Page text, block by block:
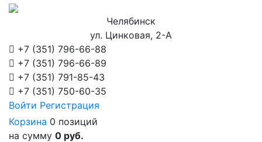
Челябинск
ул. Цинковая, 2-А
+7 (351) 796-66-88
+7 (351) 796-66-89
+7 (351) 791-85-43
+7 (351) 750-60-35
Войти Регистрация
Корзина 0 позиций
на сумму 0 руб.